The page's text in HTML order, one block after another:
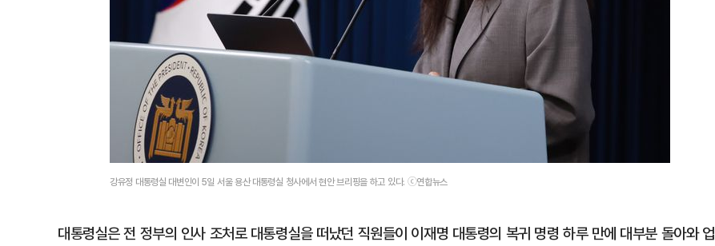
강유정 대통령실 대변인이 5일 서울 용산 대통령실 청사에서 현안 브리핑을 하고 있다. ⓒ연합뉴스
대통령실은 전 정부의 인사 조처로 대통령실을 떠났던 직원들이 이재명 대통령의 복귀 명령 하루 만에 대부분 돌아와 업